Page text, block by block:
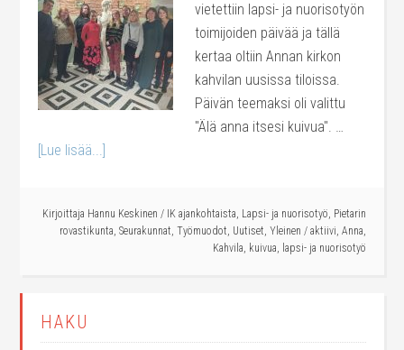
vietettiin lapsi- ja nuorisotyön
toimijoiden päivää ja tällä
kertaa oltiin Annan kirkon
kahvilan uusissa tiloissa.
Päivän teemaksi oli valittu
"Älä anna itsesi kuivua". …
[Lue lisää...]
Kirjoittaja Hannu Keskinen / IK ajankohtaista, Lapsi- ja nuorisotyö, Pietarin
rovastikunta, Seurakunnat, Työmuodot, Uutiset, Yleinen / aktiivi, Anna,
Kahvila, kuivua, lapsi- ja nuorisotyö
HAKU